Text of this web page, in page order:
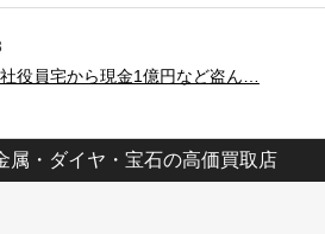
役員宅から現金1億円など盗ん…
属・ダイヤ・宝石の高価買取店